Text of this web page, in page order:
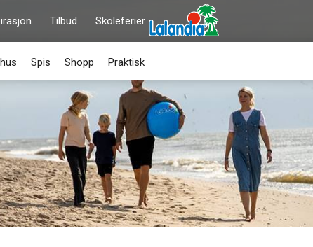
Spis Shopp Praktisk
Tilbud Skoleferier